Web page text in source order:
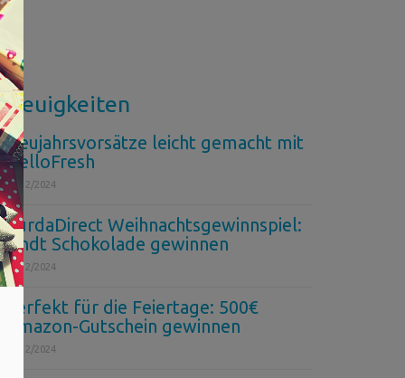
Neuigkeiten
Neujahrsvorsätze leicht gemacht mit
HelloFresh
26/12/2024
BurdaDirect Weihnachtsgewinnspiel:
Lindt Schokolade gewinnen
11/12/2024
Perfekt für die Feiertage: 500€
Amazon-Gutschein gewinnen
10/12/2024